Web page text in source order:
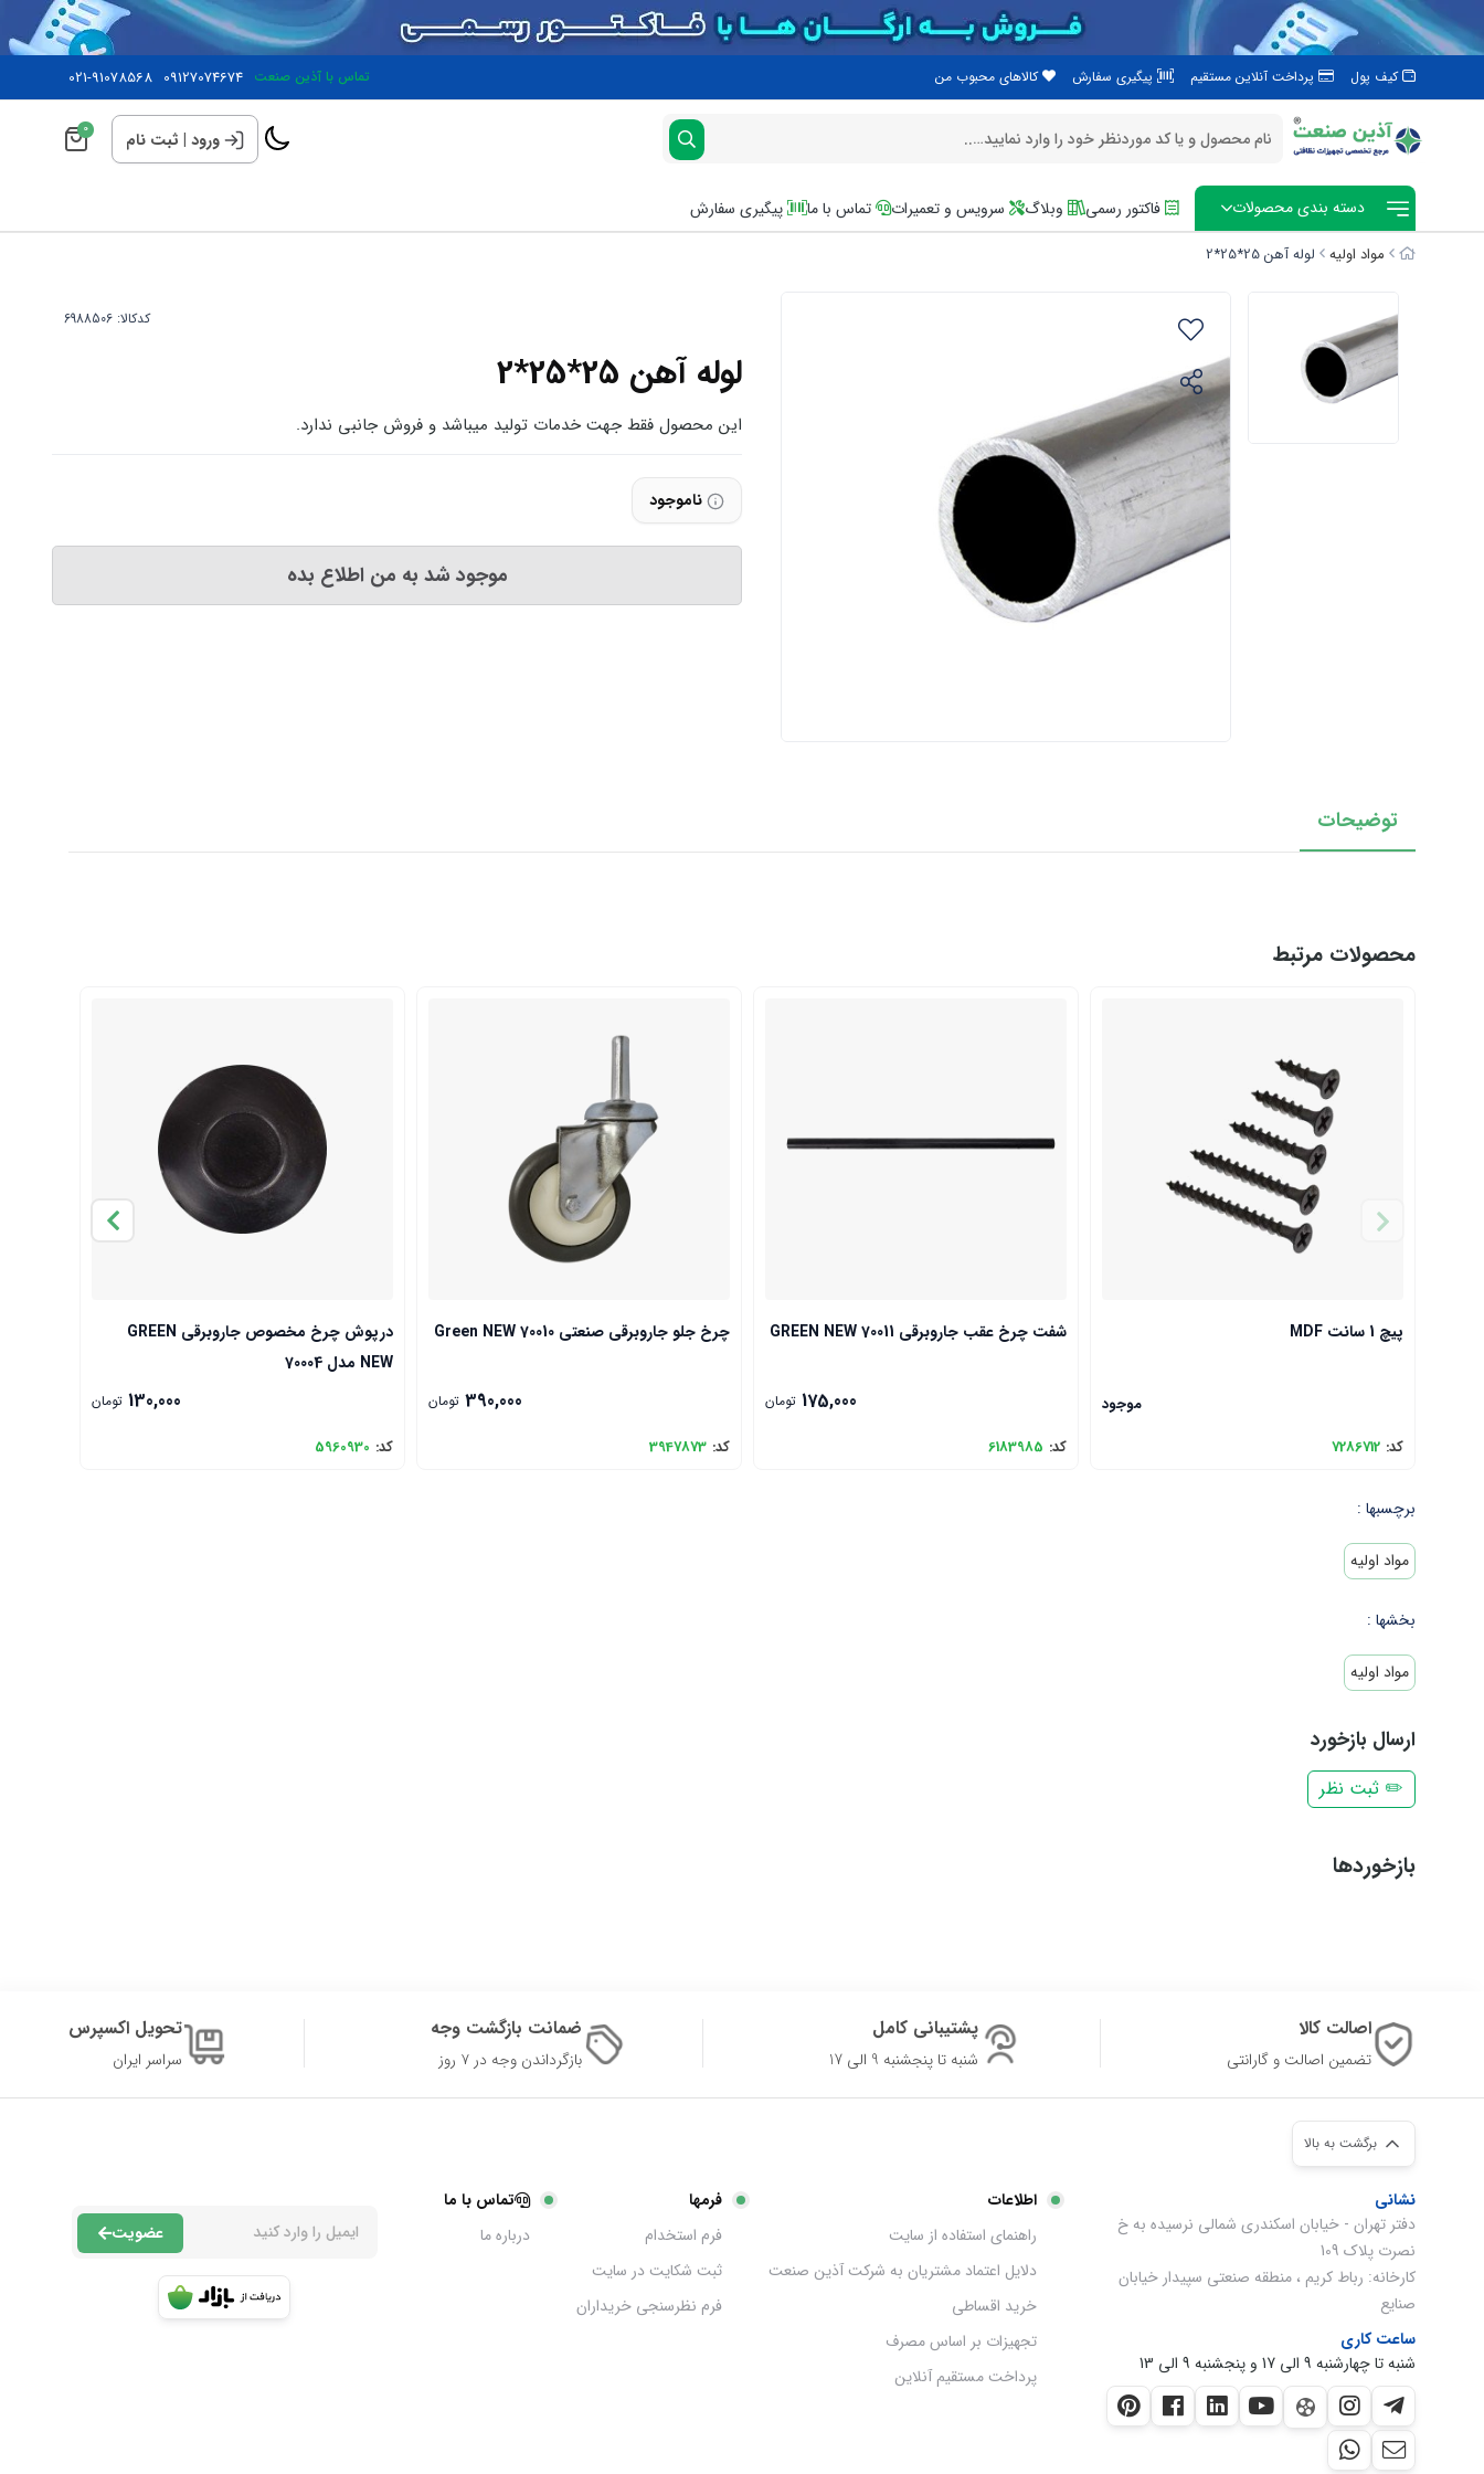
کیف پول پرداخت آنلاین مستقیم پیگیری سفارش کالاهای محبوب من تماس با آذین صنعت 09127074674
021-91078568
ورود | ثبت نام 0
دسته بندی محصولات فاکتور رسمی وبلاگ سرویس و تعمیرات تماس با ما پیگیری سفارش
مواد اولیه لوله آهن 25*25*2
کدکالا:
لوله آهن 25*25*2
این محصول فقط جهت خدمات تولید میباشد و فروش جانبی ندارد.
ناموجود
موجود شد به من اطلاع بده
توضیحات
محصولات مرتبط
پیچ 1 سانت MDF
موجود
کد: 7286712
شفت چرخ عقب جاروبرقی GREEN NEW 70011
175,000 تومان
کد: 6183985
چرخ جلو جاروبرقی صنعتی Green NEW 70010
390,000 تومان
کد: 3947873
درپوش چرخ مخصوص جاروبرقی GREEN
NEW مدل 70004
130,000 تومان
کد: 5960930
برچسبها :
مواد اولیه
بخشها :
مواد اولیه
ارسال بازخورد
✏️ ثبت نظر
بازخوردها
اصالت کالا
تضمین اصالت و گارانتی
پشتیبانی کامل
شنبه تا پنجشنبه 9 الی 17
ضمانت بازگشت وجه
بازگرداندن وجه در ۷ روز
تحویل اکسپرس
سراسر ایران
برگشت به بالا
نشانی
دفتر تهران - خیابان اسکندری شمالی نرسیده به خ
نصرت پلاک 109
کارخانه: رباط کریم ، منطقه صنعتی سپیدار خیابان
صنایع
ساعت کاری
شنبه تا چهارشنبه 9 الی 17 و پنجشنبه 9 الی 13
اطلاعات
راهنمای استفاده از سایت
دلایل اعتماد مشتریان به شرکت آذین صنعت
خرید اقساطی
تجهیزات بر اساس مصرف
پرداخت مستقیم آنلاین
فرمها
فرم استخدام
ثبت شکایت در سایت
فرم نظرسنجی خریداران
تماس با ما
درباره ما
عضویت